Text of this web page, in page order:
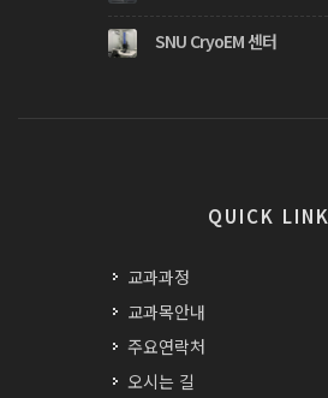
SNU CryoEM 센터
QUICK LINK
교과과정
교과목안내
주요연락처
오시는 길